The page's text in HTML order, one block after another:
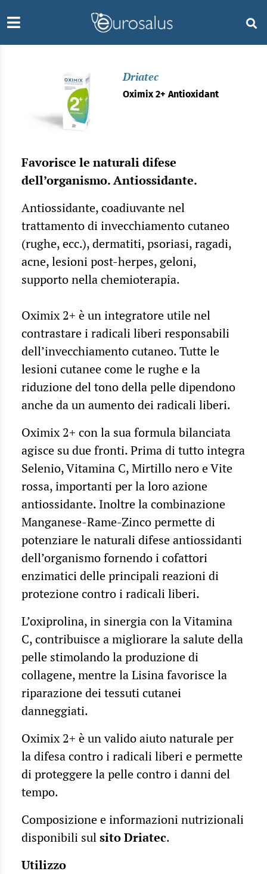
Driatec
Oximix 2+ Antioxidant
Favorisce le naturali difese
dell’organismo. Antiossidante.
Antiossidante, coadiuvante nel
trattamento di invecchiamento cutaneo
(rughe, ecc.), dermatiti, psoriasi, ragadi,
acne, lesioni post-herpes, geloni,
supporto nella chemioterapia.
Oximix 2+ è un integratore utile nel
contrastare i radicali liberi responsabili
dell’invecchiamento cutaneo. Tutte le
lesioni cutanee come le rughe e la
riduzione del tono della pelle dipendono
anche da un aumento dei radicali liberi.
Oximix 2+ con la sua formula bilanciata
agisce su due fronti. Prima di tutto integra
Selenio, Vitamina C, Mirtillo nero e Vite
rossa, importanti per la loro azione
antiossidante. Inoltre la combinazione
Manganese-Rame-Zinco permette di
potenziare le naturali difese antiossidanti
dell’organismo fornendo i cofattori
enzimatici delle principali reazioni di
protezione contro i radicali liberi.
L’oxiprolina, in sinergia con la Vitamina
C, contribuisce a migliorare la salute della
pelle stimolando la produzione di
collagene, mentre la Lisina favorisce la
riparazione dei tessuti cutanei
danneggiati.
Oximix 2+ è un valido aiuto naturale per
la difesa contro i radicali liberi e permette
di proteggere la pelle contro i danni del
tempo.
Composizione e informazioni nutrizionali
disponibili sulsito Driatec.
Utilizzo